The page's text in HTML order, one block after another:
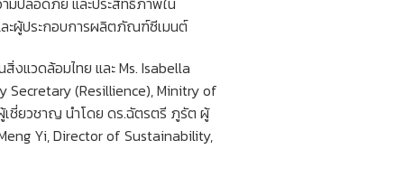
ะผู้ประกอบการผลิตภัณฑ์ซีเมนต์
แวดล้อมไทย และ Ms. Isabella
Secretary (Resillience), Minitry of
เชี่ยวชาญ นำโดย ดร.ฉัตรตรี ภูรัต ผู้
Yi, Director of Sustainability,